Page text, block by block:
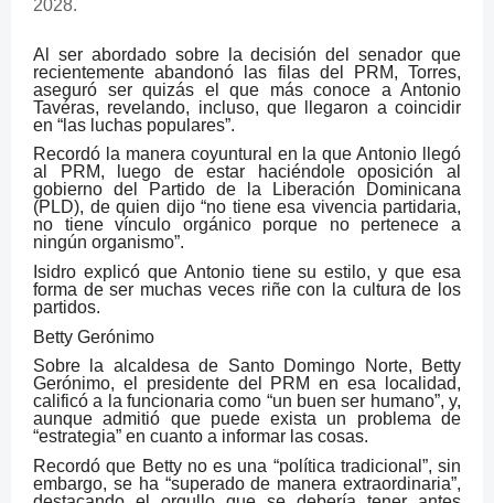
2028.
Al ser abordado sobre la decisión del senador que
recientemente abandonó las filas del PRM, Torres,
aseguró ser quizás el que más conoce a Antonio
Tavéras, revelando, incluso, que llegaron a coincidir
en “las luchas populares”.
Recordó la manera coyuntural en la que Antonio llegó
al PRM, luego de estar haciéndole oposición al
gobierno del Partido de la Liberación Dominicana
(PLD), de quien dijo “no tiene esa vivencia partidaria,
no tiene vínculo orgánico porque no pertenece a
ningún organismo”.
Isidro explicó que Antonio tiene su estilo, y que esa
forma de ser muchas veces riñe con la cultura de los
partidos.
Betty Gerónimo
Sobre la alcaldesa de Santo Domingo Norte, Betty
Gerónimo, el presidente del PRM en esa localidad,
calificó a la funcionaria como “un buen ser humano”, y,
aunque admitió que puede exista un problema de
“estrategia” en cuanto a informar las cosas.
Recordó que Betty no es una “política tradicional”, sin
embargo, se ha “superado de manera extraordinaria”,